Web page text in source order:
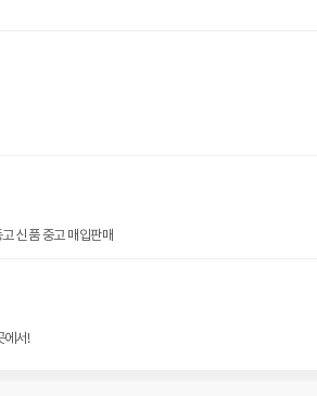
음료수냉장고 업소용냉장고 수직냉동고 쇼케이스 아이스크림냉동고 신품 중고 매입판매
에서!